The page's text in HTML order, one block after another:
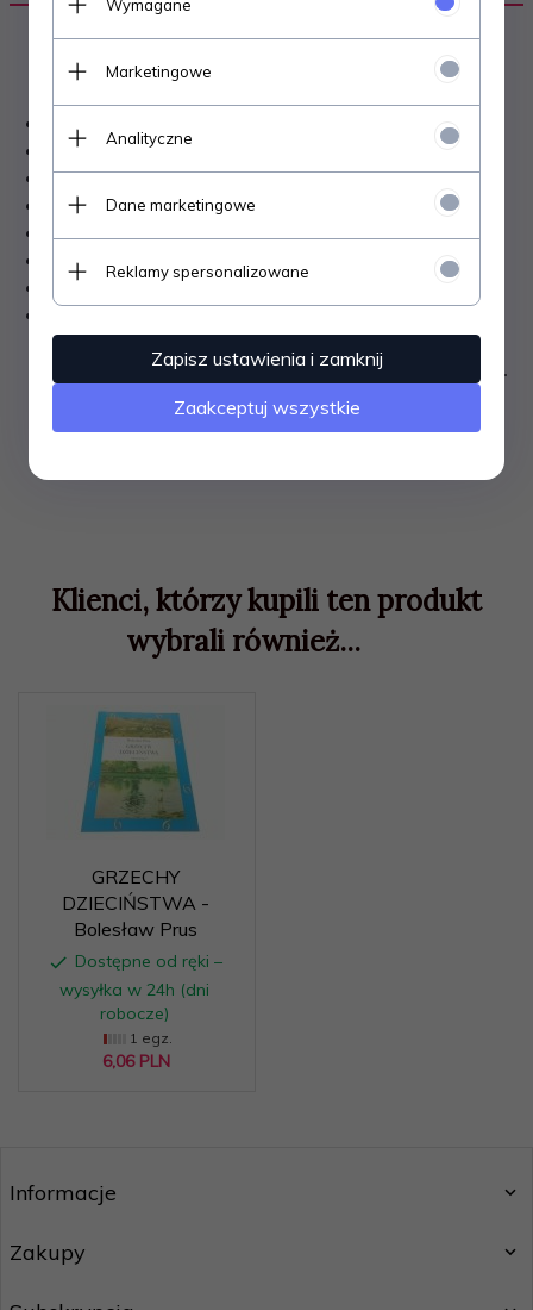
AUTOR :ELIZA ORZESZKOWA.
WYDAWCA: CZYTELNIK.
ROK WYDANIA: 1988.
WAGA
STAN OGÓLNY W SKALI OD 1 DO 10
STANIE DOBRYM. DROBNE WYTARCIA I ZAGIĘCIE
ROGU OKŁADKI. LEKKIE POŻÓŁKNIĘCIE KARTEK.
Klienci, którzy kupili ten produkt
wybrali również...
GRZECHY
DZIECIŃSTWA -
Bolesław Prus
Dostępne od ręki –
wysyłka w 24h (dni
robocze)
1 egz.
6,06 PLN
Informacje
Zakupy
Wymagane
Marketingowe
Analityczne
Dane marketingowe
Reklamy spersonalizowane
Zapisz ustawienia i zamknij
Zaakceptuj wszystkie